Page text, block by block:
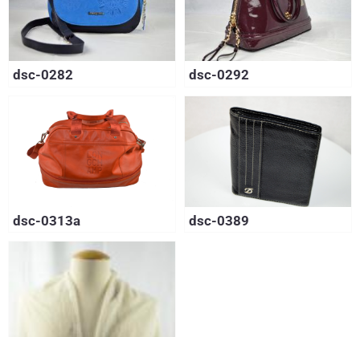
dsc-0282 dsc-0292
dsc-0313a dsc-0389